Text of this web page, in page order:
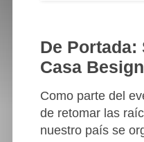
De
Casa
Como parte del
de retomar las
nuestro país se